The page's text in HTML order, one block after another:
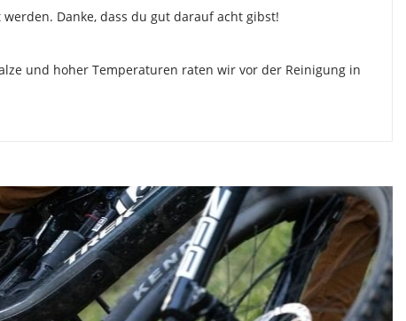
Danke, dass du gut darauf acht gibst!
und hoher Temperaturen raten wir vor der Reinigung in